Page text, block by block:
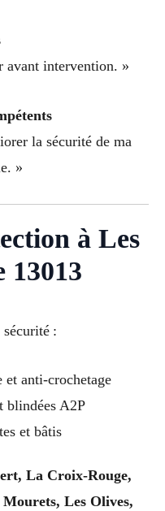
avant intervention. »
la sécurité de ma
»
à Les
13013
:
et anti-crochetage
blindées A2P
et bâtis
La Croix-Rouge,
Les Olives,